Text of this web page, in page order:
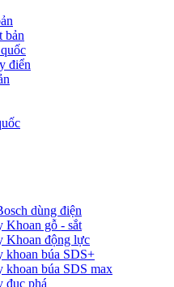
bản
điển
dùng điện
Khoan gỗ - sắt
Khoan động lực
khoan búa SDS+
khoan búa SDS max
đục phá